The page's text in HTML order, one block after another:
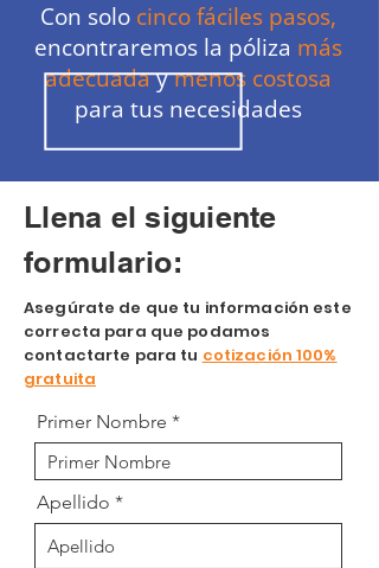
Con solo cinco fáciles pasos,
encontraremos la póliza más
adecuadaymenos costosa
para tus necesidades
Llena el siguiente
formulario:
Asegúrate de que tu información este
correcta para que podamos
contactarte para tu cotización 100%
gratuita
Primer Nombre
Apellido